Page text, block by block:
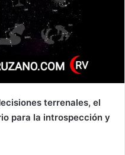
terrenales, el
para la introspección y